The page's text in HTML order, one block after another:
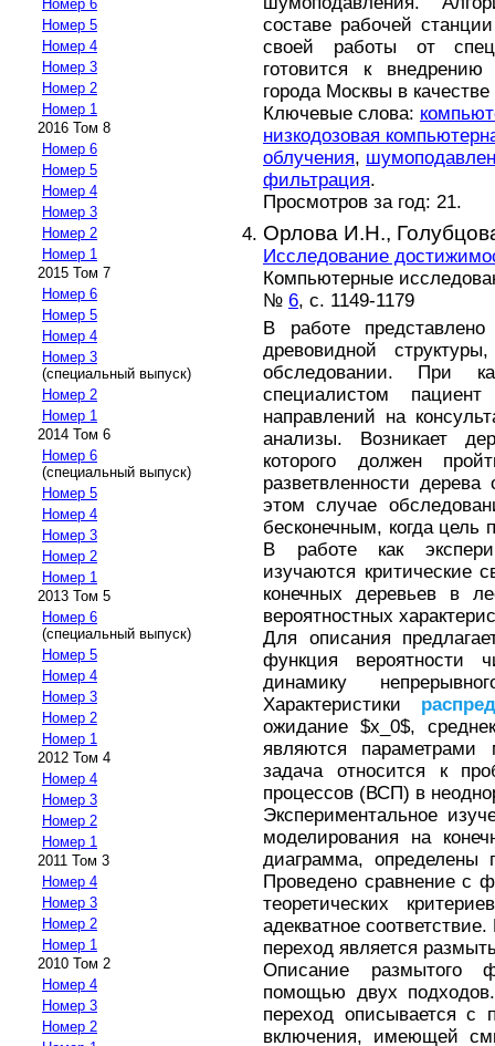
Номер 6
Номер 5
Номер 4
Номер 3
Номер 2
Номер 1
2016 Том 8
Номер 6
Номер 5
Номер 4
Номер 3
Номер 2
Номер 1
2015 Том 7
Номер 6
Номер 5
Номер 4
Номер 3
(специальный выпуск)
Номер 2
Номер 1
2014 Том 6
Номер 6
(специальный выпуск)
Номер 5
Номер 4
Номер 3
Номер 2
Номер 1
2013 Том 5
Номер 6
(специальный выпуск)
Номер 5
Номер 4
Номер 3
Номер 2
Номер 1
2012 Том 4
Номер 4
Номер 3
Номер 2
Номер 1
2011 Том 3
Номер 4
Номер 3
Номер 2
Номер 1
2010 Том 2
Номер 4
Номер 3
Номер 2
составе рабочей
своей работы от
готовится к
города Москвы в
Ключевые слова:
низкодозовая
облучения,
фильтрация.
Просмотров за год: 21.
Орлова И.Н.,
Исследование
Компьютерные
№ 6, с. 1149-1179
В работе представлено
древовидной
обследовании. При
специалистом пациент
направлений на
анализы. Возникает
которого должен
разветвленности
этом случае
бесконечным, когда цель
В работе как
изучаются критические
конечных деревьев в
вероятностных
Для описания
функция вероятности
динамику
Характеристики
ожидание $x_0$,
являются параметрами
задача относится к
процессов (ВСП) в
Экспериментальное
моделирования на
диаграмма, определены
Проведено сравнение с
теоретических
адекватное
переход является
Описание размытого
помощью двух
переход описывается
включения, имеющей